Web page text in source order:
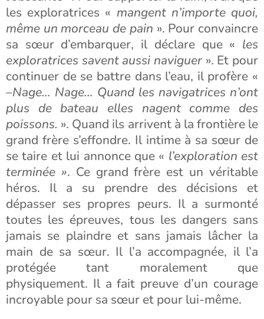
les exploratrices « mangent n’importe quoi,
même un morceau de pain ». Pour convaincre
sa sœur d’embarquer, il déclare que « les
exploratrices savent aussi naviguer». Et pour
continuer de se battre dans l’eau, il profère «
–Nage… Nage… Quand les navigatrices n’ont
plus de bateau elles nagent comme des
poissons. ». Quand ils arrivent à la frontière le
grand frère s’effondre. Il intime à sa sœur de
se taire et lui annonce que « l’exploration est
terminée ». Ce grand frère est un véritable
héros. Il a su prendre des décisions et
dépasser ses propres peurs. Il a surmonté
toutes les épreuves, tous les dangers sans
jamais se plaindre et sans jamais lâcher la
main de sa sœur. Il l’a accompagnée, il l’a
protégée tant moralement que
physiquement. Il a fait preuve d’un courage
incroyable pour sa sœur et pour lui-même.